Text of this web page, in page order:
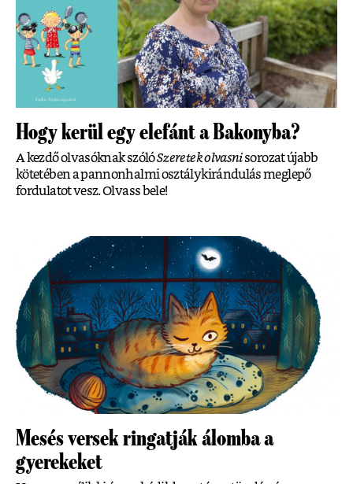
Hogy kerül egy elefánt a Bakonyba?
A kezdő olvasóknak szólóSzeretek olvasnisorozat újabb
kötetében a pannonhalmi osztálykirándulás meglepő
fordulatot vesz. Olvass bele!
Mesés versek ringatják álomba a
gyerekeket